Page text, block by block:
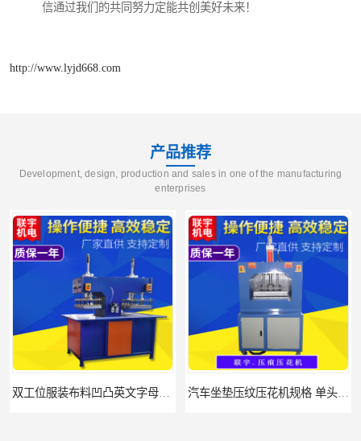
信通过我们的共同努力定能共创美好未来！
http://www.lyjd668.com
产品推荐
Development, design, production and sales in one of the manufacturing
enterprises
浙江布料凹凸4d压纹机生产厂家 服装凹凸4d压纹植胶机 经济实惠